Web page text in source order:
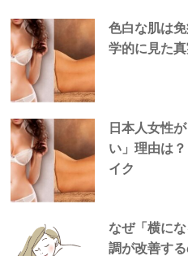
色白な肌は
学的に見た
日本人女性
い」理由は
イク
なぜ「横に
調が改善する